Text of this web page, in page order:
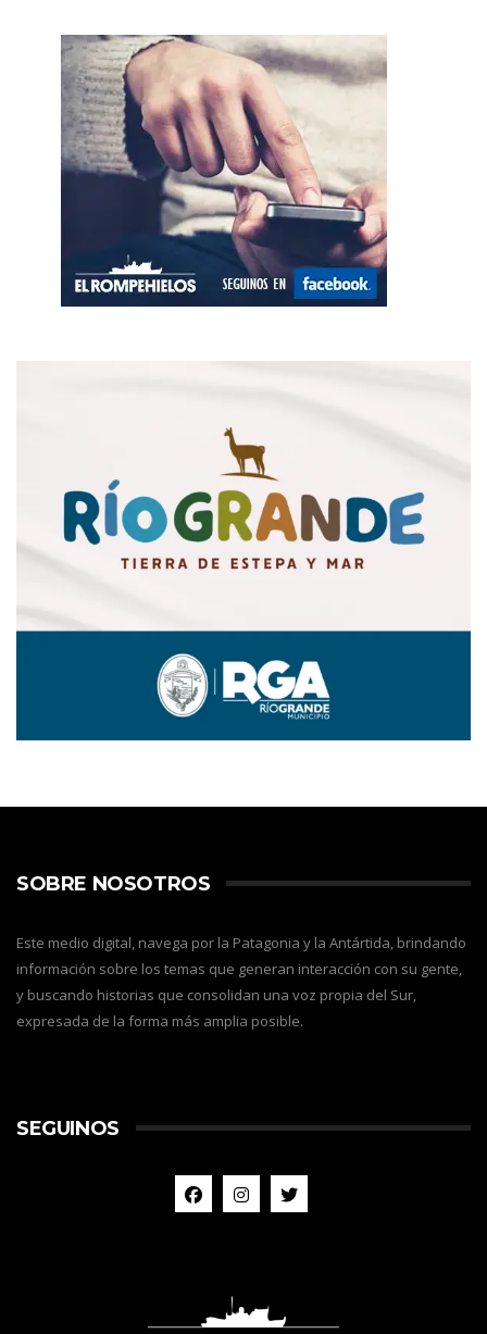
SOBRE NOSOTROS
Este medio digital, navega por la Patagonia y la Antártida, brindando
información sobre los temas que generan interacción con su gente,
y buscando historias que consolidan una voz propia del Sur,
expresada de la forma más amplia posible.
SEGUINOS